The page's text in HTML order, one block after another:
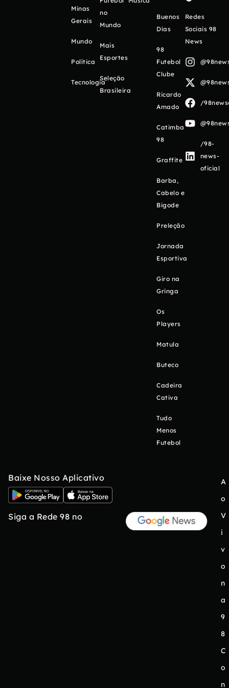
Minas
Gerais
Mundo
Política
Tecnologia
no
Mundo
Mais
Esportes
Seleção
Brasileira
Buenos
Días
98
Futebol
Clube
Ricardo
Amado
Catimba
98
Graffite
Barba,
Cabelo e
Bigode
Preleção
Jornada
Esportiva
Giro na
Gringa
Os
Players
Matula
Buteco
Cadeira
Cativa
Tudo
Menos
Futebol
Redes
Sociais 98
News
/
/98-
news-
oficial
Baixe Nosso Aplicativo
Siga a Rede 98 no
A
o
V
i
v
o
n
a
9
8
C
o
n